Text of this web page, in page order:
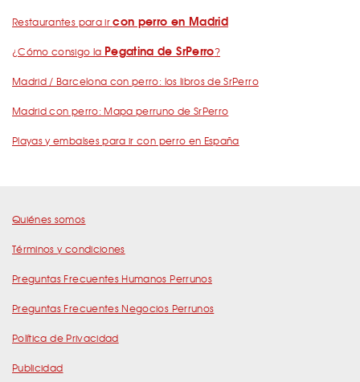
Restaurantes para ircon perro en Madrid
¿Cómo consigo la Pegatina de SrPerro?
Madrid / Barcelona con perro: los libros de SrPerro
Madrid con perro: Mapa perruno de SrPerro
Playas y embalses para ir con perro en España
Quiénes somos
Términos y condiciones
Preguntas Frecuentes Humanos Perrunos
Preguntas Frecuentes Negocios Perrunos
Política de Privacidad
Publicidad